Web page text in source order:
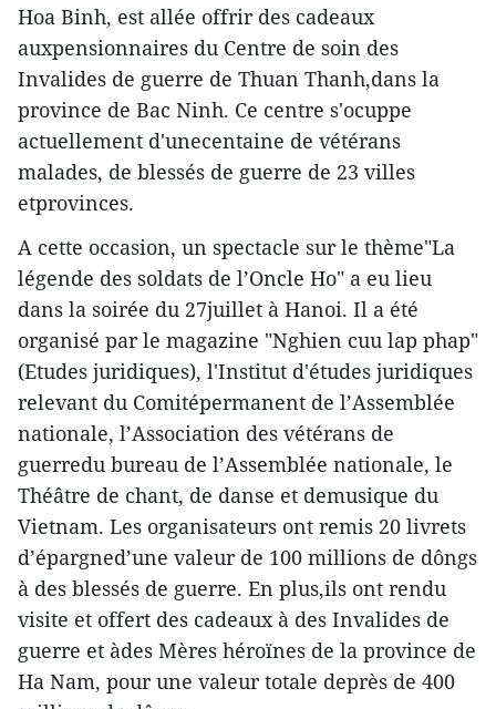
Hoa Binh, est allée offrir des cadeaux
auxpensionnaires du Centre de soin des
Invalides de guerre de Thuan Thanh,dans la
province de Bac Ninh. Ce centre s'ocuppe
actuellement d'unecentaine de vétérans
malades, de blessés de guerre de 23 villes
etprovinces.
A cette occasion, un spectacle sur le thème"La
légende des soldats de l’Oncle Ho" a eu lieu
dans la soirée du 27juillet à Hanoi. Il a été
organisé par le magazine "Nghien cuu lap phap"
(Etudes juridiques), l'Institut d'études juridiques
relevant du Comitépermanent de l’Assemblée
nationale, l’Association des vétérans de
guerredu bureau de l’Assemblée nationale, le
Théâtre de chant, de danse et demusique du
Vietnam. Les organisateurs ont remis 20 livrets
d’épargned’une valeur de 100 millions de dôngs
à des blessés de guerre. En plus,ils ont rendu
visite et offert des cadeaux à des Invalides de
guerre et àdes Mères héroïnes de la province de
Ha Nam, pour une valeur totale deprès de 400